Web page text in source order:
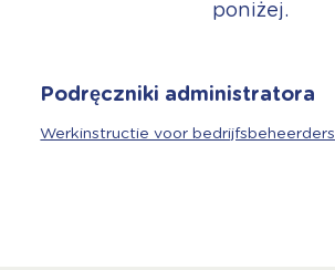
poniżej.
Podręczniki administratora
Werkinstructie voor bedrijfsbeheerders